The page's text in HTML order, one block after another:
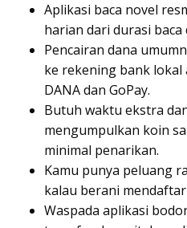
Aplikasi baca novel
harian dari durasi
Pencairan dana
ke rekening bank
DANA dan GoPay.
Butuh waktu ekstra
mengumpulkan koin
minimal penarikan.
Kamu punya peluang
kalau berani
Waspada aplikasi